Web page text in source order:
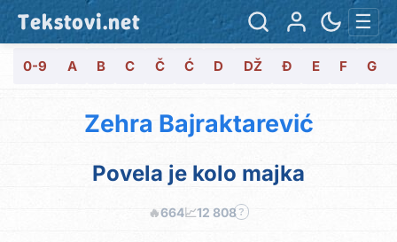
Tekstovi.net ☰
0-9 A B C Č Ć D DŽ Đ E F G
Zehra Bajraktarević
Povela je kolo majka
🔥664📈12 808 ?